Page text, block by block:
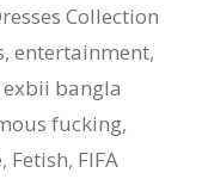
Collection
, entertainment,
exbii bangla
fucking,
, Fetish, FIFA